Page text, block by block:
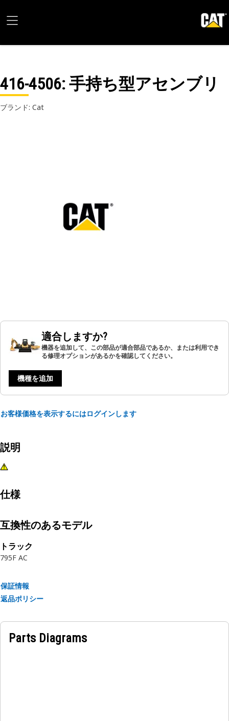
416-4506: 手持ち型アセンブリ
ブランド: Cat
適合しますか?
機器を追加して、この部品が適合部品であるか、または利用でき
る修理オプションがあるかを確認してください。
機種を追加
お客様価格を表示するにはログインします
説明
仕様
互換性のあるモデル
トラック
795F AC
保証情報
返品ポリシー
Parts Diagrams